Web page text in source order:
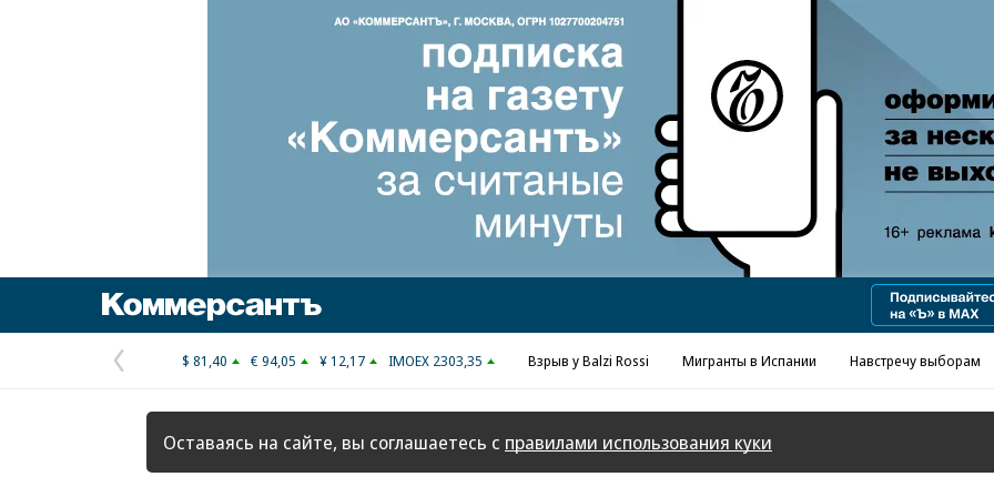
Реклама в «Ъ» www.kommersant.ru/ad
Предыдущая
страница
$ 81,40 € 94,05 ¥ 12,17 IMOEX 2303,35 Взрыв у Balzi Rossi Мигранты в Испании Навстречу выборам
Оставаясь на сайте, вы соглашаетесь с правилами использования куки